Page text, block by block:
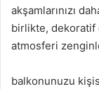
akşamlarınızı
birlikte, dekoratif
atmosferi
balkonunuzu